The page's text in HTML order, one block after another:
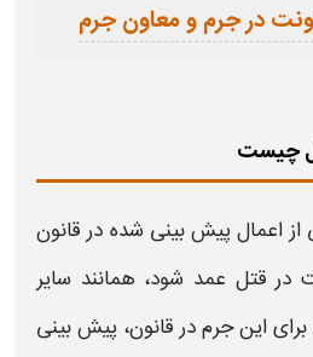
در جرم و معاون جرم
چیست
اعمال پیش بینی شده در قانون
در قتل عمد شود، همانند سایر
این جرم در قانون، پیش بینی